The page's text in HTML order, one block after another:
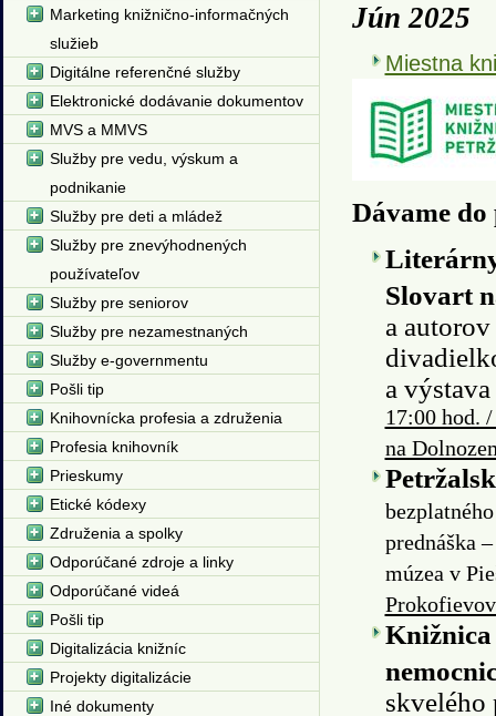
Jún 2025
Miestna
Dávame
Slovart
a
a
17:00 hod.
na
prednáška
múzea v
skvelého
Marketing knižnično-informačných
služieb
Digitálne referenčné služby
Elektronické dodávanie dokumentov
MVS a MMVS
Služby pre vedu, výskum a
podnikanie
Služby pre deti a mládež
Služby pre znevýhodnených
používateľov
Služby pre seniorov
Služby pre nezamestnaných
Služby e-governmentu
Pošli tip
Knihovnícka profesia a združenia
Profesia knihovník
Prieskumy
Etické kódexy
Združenia a spolky
Odporúčané zdroje a linky
Odporúčané videá
Pošli tip
Digitalizácia knižníc
Projekty digitalizácie
Iné dokumenty